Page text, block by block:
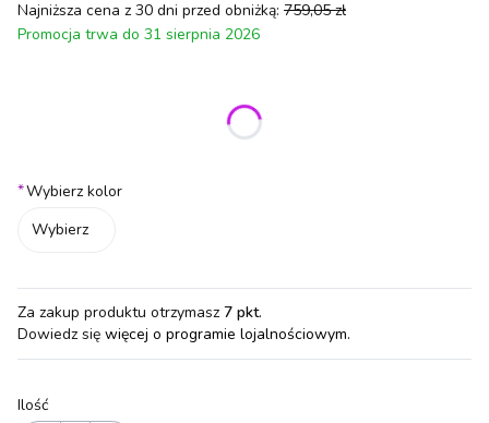
Najniższa cena z 30 dni przed obniżką: 759,05 zł
Promocja trwa do 31 sierpnia 2026
Poszczególne warianty mogą różnić się ceną
*Wybierz kolor
Wybierz
Za zakup produktu otrzymasz 7 pkt.
Dowiedz się więcej o programie lojalnościowym.
Ilość